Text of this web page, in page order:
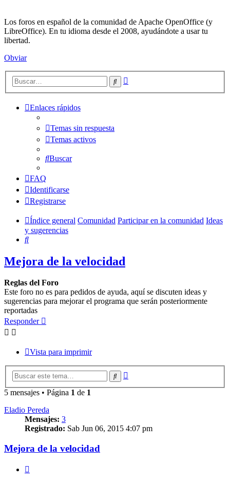
Los foros en español de la comunidad de Apache OpenOffice (y
LibreOffice). En tu idioma desde el 2008, ayudándote a usar tu
libertad.
Obviar
Buscar
Enlaces rápidos
Temas sin respuesta
Temas activos
Buscar
FAQ
Identificarse
Registrarse
Índice general Comunidad Participar en la comunidad Ideas
y sugerencias
Buscar
Mejora de la velocidad
Reglas del Foro
Este foro no es para pedidos de ayuda, aquí se discuten ideas y
sugerencias para mejorar el programa que serán posteriormente
reportadas
Responder
Vista para imprimir
Buscar
5 mensajes • Página 1 de 1
Eladio Pereda
Mensajes: 3
Registrado: Sab Jun 06, 2015 4:07 pm
Mejora de la velocidad